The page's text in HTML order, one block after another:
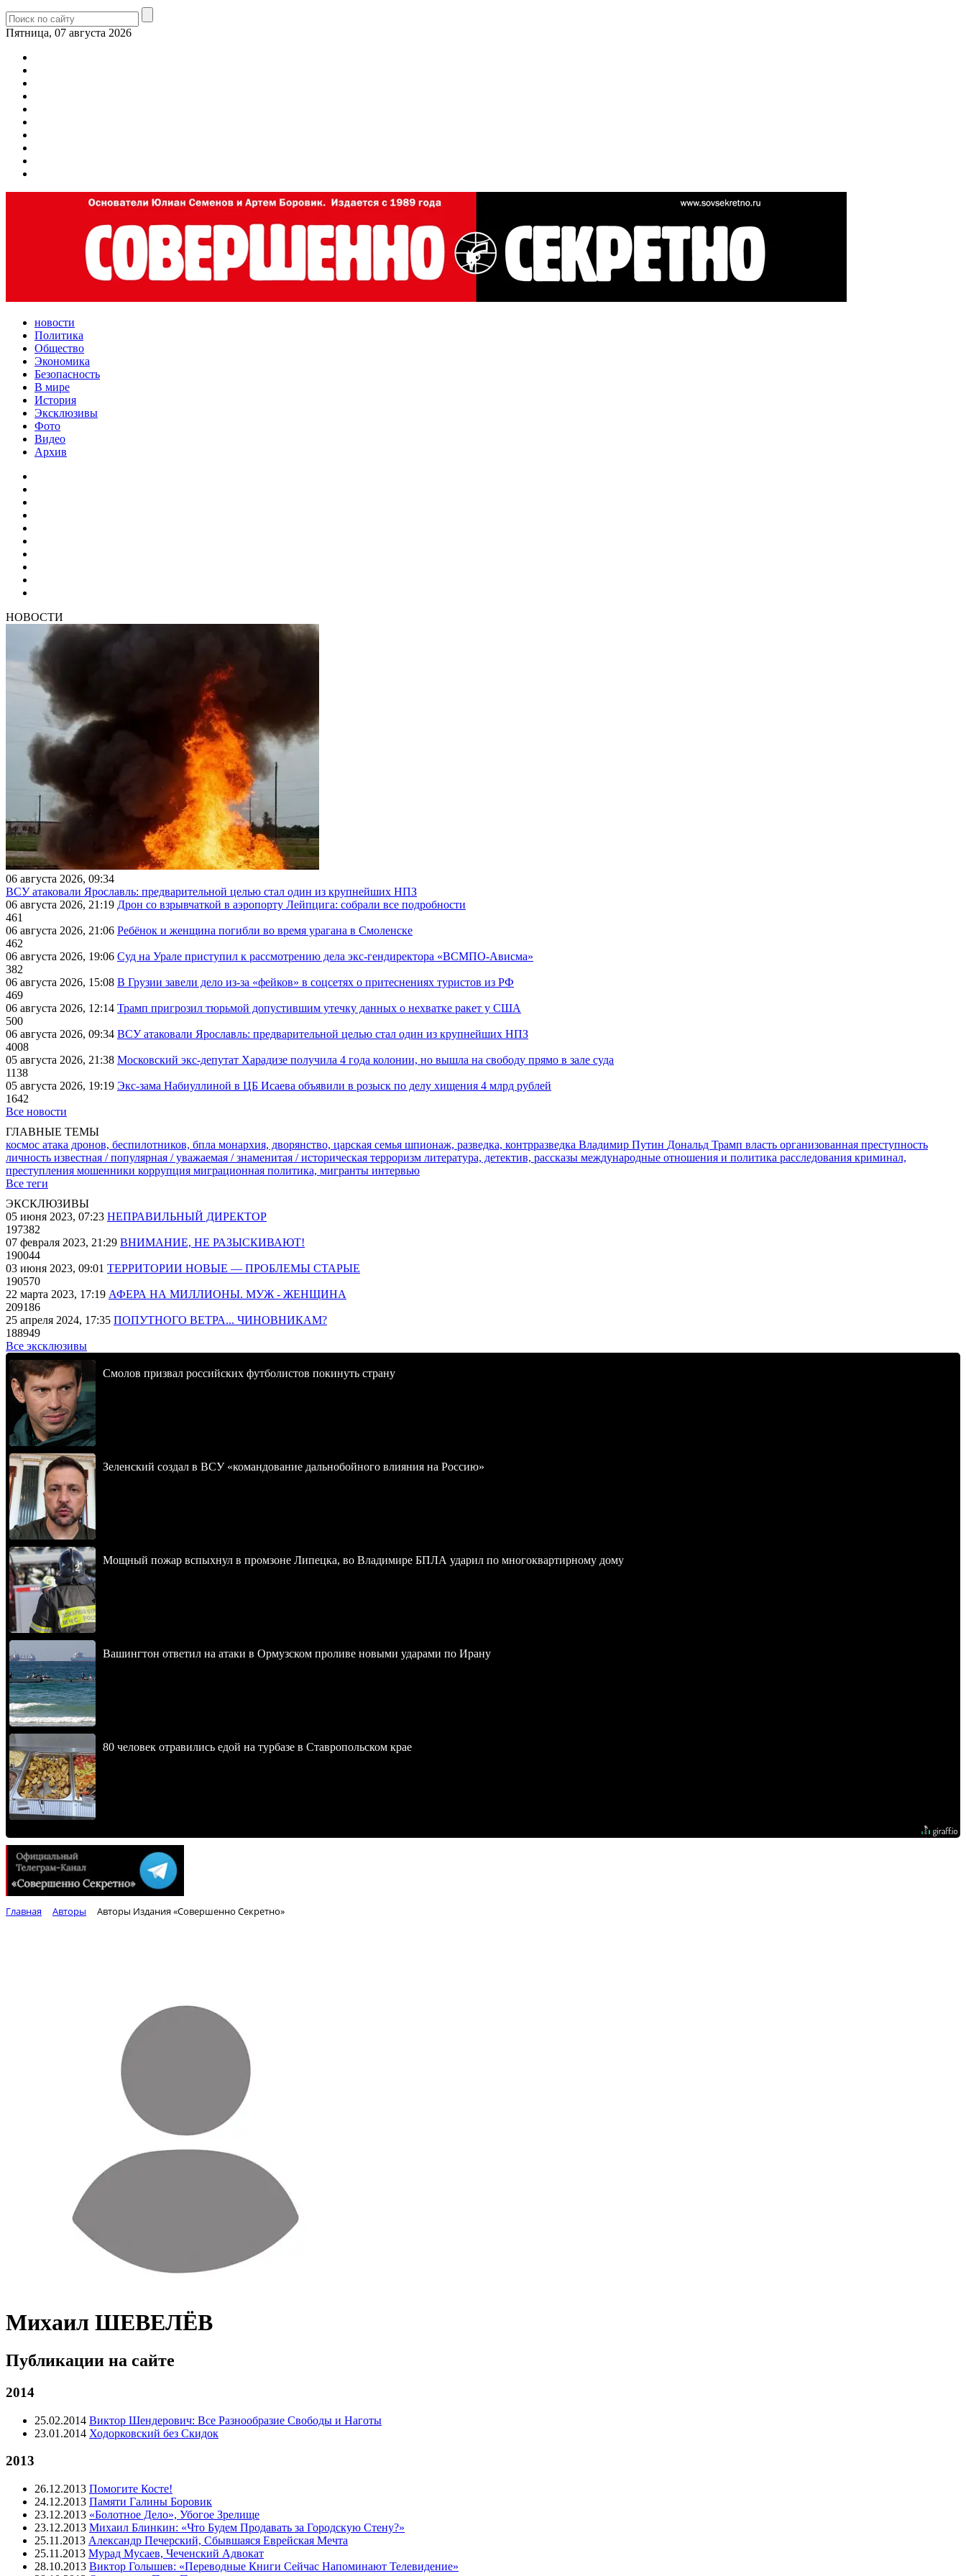
Пятница, 07 августа 2026
новости
Политика
Общество
Экономика
Безопасность
В мире
История
Эксклюзивы
Фото
Видео
Архив
НОВОСТИ
06 августа 2026, 09:34
ВСУ атаковали Ярославль: предварительной целью стал один из крупнейших НПЗ
06 августа 2026, 21:19 Дрон со взрывчаткой в аэропорту Лейпцига: собрали все подробности
461
06 августа 2026, 21:06 Ребёнок и женщина погибли во время урагана в Смоленске
462
06 августа 2026, 19:06 Суд на Урале приступил к рассмотрению дела экс-гендиректора «ВСМПО-Ависма»
382
06 августа 2026, 15:08 В Грузии завели дело из-за «фейков» в соцсетях о притеснениях туристов из РФ
469
06 августа 2026, 12:14 Трамп пригрозил тюрьмой допустившим утечку данных о нехватке ракет у США
500
06 августа 2026, 09:34 ВСУ атаковали Ярославль: предварительной целью стал один из крупнейших НПЗ
4008
05 августа 2026, 21:38 Московский экс-депутат Харадизе получила 4 года колонии, но вышла на свободу прямо в зале суда
1138
05 августа 2026, 19:19 Экс-зама Набиуллиной в ЦБ Исаева объявили в розыск по делу хищения 4 млрд рублей
1642
Все новости
ГЛАВНЫЕ ТЕМЫ
космос атака дронов, беспилотников, бпла монархия, дворянство, царская семья шпионаж, разведка, контрразведка Владимир Путин Дональд Трамп власть организованная преступность
личность известная / популярная / уважаемая / знаменитая / историческая терроризм литература, детектив, рассказы международные отношения и политика расследования криминал,
преступления мошенники коррупция миграционная политика, мигранты интервью
Все теги
ЭКСКЛЮЗИВЫ
05 июня 2023, 07:23 НЕПРАВИЛЬНЫЙ ДИРЕКТОР
197382
07 февраля 2023, 21:29 ВНИМАНИЕ, НЕ РАЗЫСКИВАЮТ!
190044
03 июня 2023, 09:01 ТЕРРИТОРИИ НОВЫЕ — ПРОБЛЕМЫ СТАРЫЕ
190570
22 марта 2023, 17:19 АФЕРА НА МИЛЛИОНЫ. МУЖ - ЖЕНЩИНА
209186
25 апреля 2024, 17:35 ПОПУТНОГО ВЕТРА... ЧИНОВНИКАМ?
188949
Все эксклюзивы
Смолов призвал российских футболистов покинуть страну
Зеленский создал в ВСУ «командование дальнобойного влияния на Россию»
Мощный пожар вспыхнул в промзоне Липецка, во Владимире БПЛА ударил по многоквартирному дому
Вашингтон ответил на атаки в Ормузском проливе новыми ударами по Ирану
80 человек отравились едой на турбазе в Ставропольском крае
Главная Авторы Авторы Издания «Совершенно Секретно»
Михаил ШЕВЕЛЁВ
Публикации на сайте
2014
25.02.2014 Виктор Шендерович: Все Разнообразие Свободы и Наготы
23.01.2014 Ходорковский без Скидок
2013
26.12.2013 Помогите Косте!
24.12.2013 Памяти Галины Боровик
23.12.2013 «Болотное Дело», Убогое Зрелище
23.12.2013 Михаил Блинкин: «Что Будем Продавать за Городскую Стену?»
25.11.2013 Александр Печерский, Сбывшаяся Еврейская Мечта
25.11.2013 Мурад Мусаев, Чеченский Адвокат
28.10.2013 Виктор Голышев: «Переводные Книги Сейчас Напоминают Телевидение»